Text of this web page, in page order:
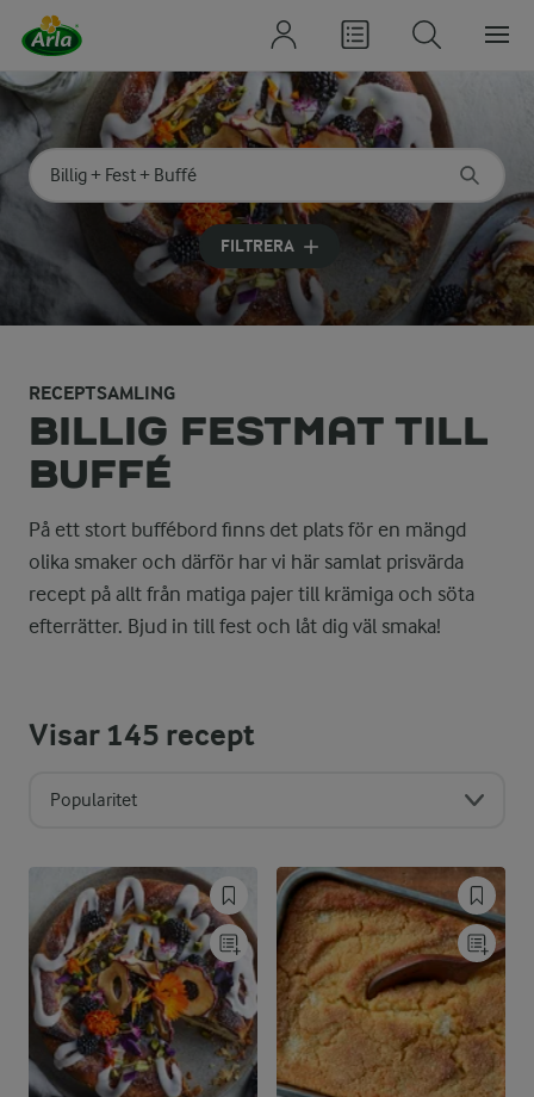
Sök på kategori eller ingrediens
Skriv in sökord för att få förslag
FILTRERA
RECEPTSAMLING
BILLIG FESTMAT TILL
BUFFÉ
På ett stort buffébord finns det plats för en mängd
olika smaker och därför har vi här samlat prisvärda
recept på allt från matiga pajer till krämiga och söta
efterrätter. Bjud in till fest och låt dig väl smaka!
Visar145 recept
Popularitet